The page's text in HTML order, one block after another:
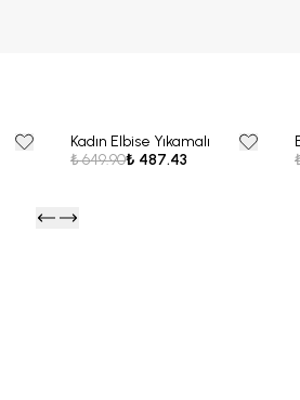
25% OFF
Kadın Elbise Yıkamalı
₺ 649.90₺ 487.43